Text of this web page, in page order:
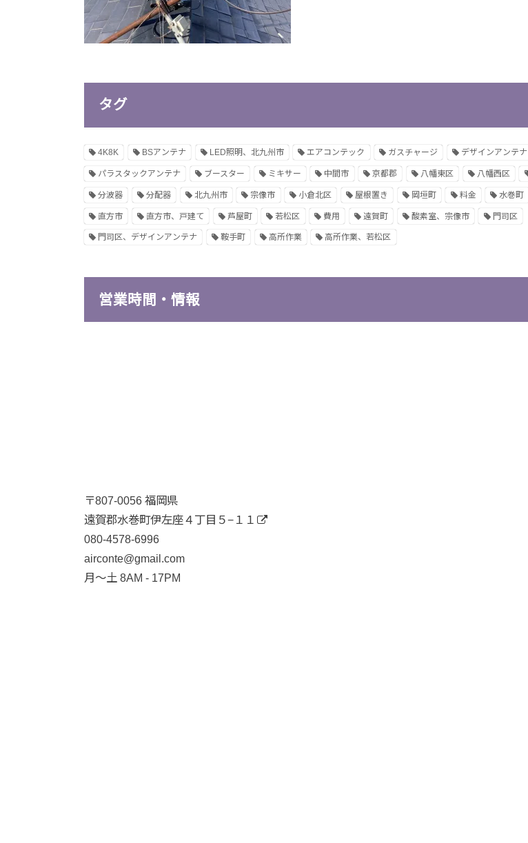
タグ
4K8K BSアンテナ LED照明、北九州市 エアコンテック ガスチャージ デザインアンテナ
パラスタックアンテナ ブースター ミキサー 中間市 京都郡 八幡東区 八幡西区
分波器 分配器 北九州市 宗像市 小倉北区 屋根置き 岡垣町 料金 水巻町
直方市 直方市、戸建て 芦屋町 若松区 費用 遠賀町 酸素室、宗像市 門司区
門司区、デザインアンテナ 鞍手町 高所作業 高所作業、若松区
営業時間・情報
〒807-0056 福岡県
遠賀郡水巻町伊左座４丁目５−１１
080-4578-6996
airconte@gmail.com
月〜土 8AM - 17PM